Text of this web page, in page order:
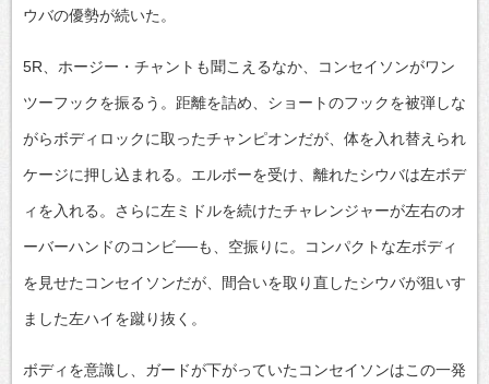
ウバの優勢が続いた。
5R、ホージー・チャントも聞こえるなか、コンセイソンがワン
ツーフックを振るう。距離を詰め、ショートのフックを被弾しな
がらボディロックに取ったチャンピオンだが、体を入れ替えられ
ケージに押し込まれる。エルボーを受け、離れたシウバは左ボデ
ィを入れる。さらに左ミドルを続けたチャレンジャーが左右のオ
ーバーハンドのコンビ──も、空振りに。コンパクトな左ボディ
を見せたコンセイソンだが、間合いを取り直したシウバが狙いす
ました左ハイを蹴り抜く。
ボディを意識し、ガードが下がっていたコンセイソンはこの一発